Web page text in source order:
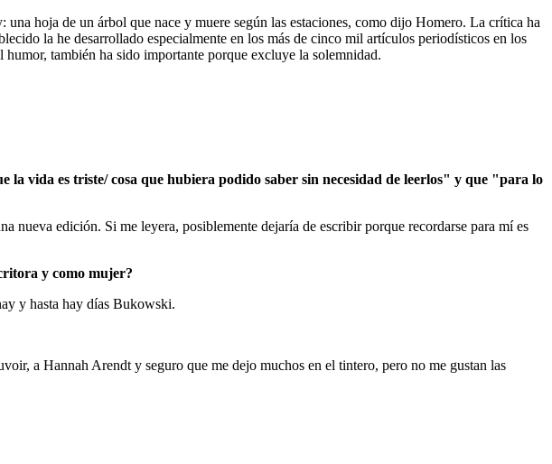
hoja de un árbol que nace y muere según las estaciones, como dijo Homero. La crítica ha
la he desarrollado especialmente en los más de cinco mil artículos periodísticos en los
humor, también ha sido importante porque excluye la solemnidad.
vida es triste/ cosa que hubiera podido saber sin necesidad de leerlos" y que "para lo
edición. Si me leyera, posiblemente dejaría de escribir porque recordarse para mí es
y como mujer?
y hasta hay días Bukowski.
a Hannah Arendt y seguro que me dejo muchos en el tintero, pero no me gustan las